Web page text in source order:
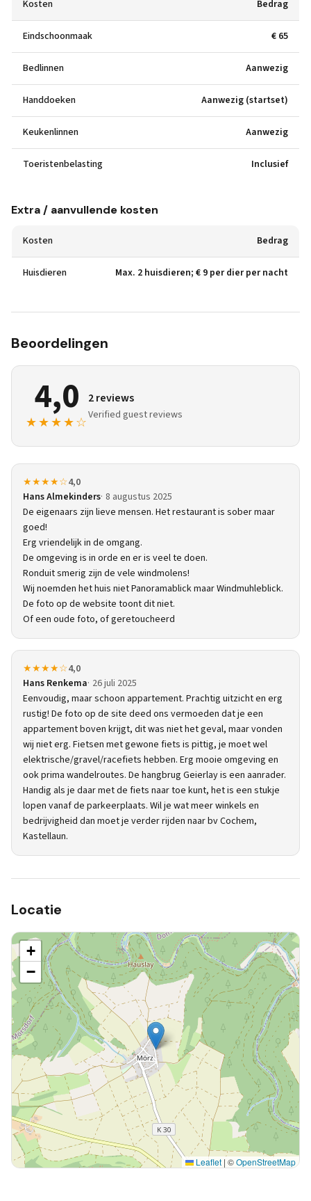
Kosten Bedrag
Eindschoonmaak € 65
Bedlinnen Aanwezig
Handdoeken Aanwezig (startset)
Keukenlinnen Aanwezig
Toeristenbelasting Inclusief
Extra / aanvullende kosten
Kosten Bedrag
Huisdieren Max. 2 huisdieren; € 9 per dier per nacht
Beoordelingen
4,0
★★★★☆
2 reviews
Verified guest reviews
★★★★☆4,0
Hans Almekinders 8 augustus 2025
De eigenaars zijn lieve mensen. Het restaurant is sober maar
goed!
Erg vriendelijk in de omgang.
De omgeving is in orde en er is veel te doen.
Ronduit smerig zijn de vele windmolens!
Wij noemden het huis niet Panoramablick maar Windmuhleblick.
De foto op de website toont dit niet.
Of een oude foto, of geretoucheerd
★★★★☆4,0
Hans Renkema 26 juli 2025
Eenvoudig, maar schoon appartement. Prachtig uitzicht en erg
rustig! De foto op de site deed ons vermoeden dat je een
appartement boven krijgt, dit was niet het geval, maar vonden
wij niet erg. Fietsen met gewone fiets is pittig, je moet wel
elektrische/gravel/racefiets hebben. Erg mooie omgeving en
ook prima wandelroutes. De hangbrug Geierlay is een aanrader.
Handig als je daar met de fiets naar toe kunt, het is een stukje
lopen vanaf de parkeerplaats. Wil je wat meer winkels en
bedrijvigheid dan moet je verder rijden naar bv Cochem,
Kastellaun.
Locatie
+
−
Leaflet | ©OpenStreetMap